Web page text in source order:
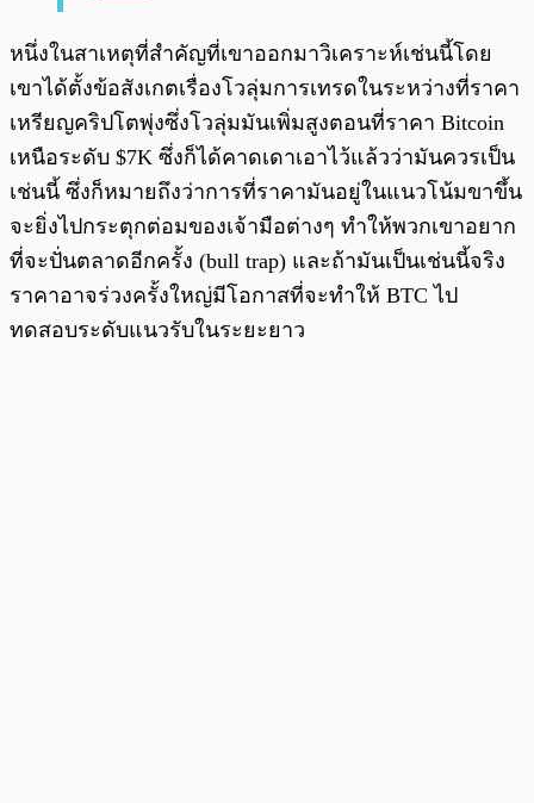
หนึ่งในสาเหตุที่สำคัญที่เขาออกมาวิเคราะห์เช่นนี้โดย
เขาได้ตั้งข้อสังเกตเรื่องโวลุ่มการเทรดในระหว่างที่ราคา
เหรียญคริปโตพุ่งซึ่งโวลุ่มมันเพิ่มสูงตอนที่ราคา Bitcoin
เหนือระดับ $7K ซึ่งก็ได้คาดเดาเอาไว้แล้วว่ามันควรเป็น
เช่นนี้ ซึ่งก็หมายถึงว่าการที่ราคามันอยู่ในแนวโน้มขาขึ้น
จะยิ่งไปกระตุกต่อมของเจ้ามือต่างๆ ทำให้พวกเขาอยาก
ที่จะปั่นตลาดอีกครั้ง (bull trap) และถ้ามันเป็นเช่นนี้จริง
ราคาอาจร่วงครั้งใหญ่มีโอกาสที่จะทำให้ BTC ไป
ทดสอบระดับแนวรับในระยะยาว